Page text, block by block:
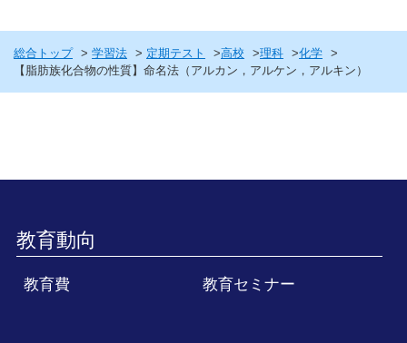
総合トップ 学習法 定期テスト 高校 理科
化学
【脂肪族化合物の性質】命名法（アルカン，アルケン，アルキン）
教育動向
教育費 教育セミナー